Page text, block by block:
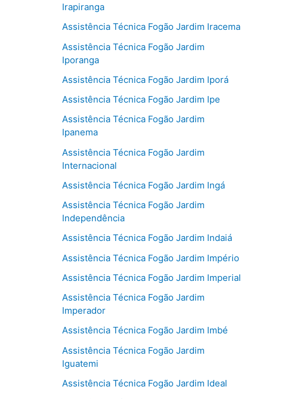
Irapiranga
Assistência Técnica Fogão Jardim Iracema
Assistência Técnica Fogão Jardim
Iporanga
Assistência Técnica Fogão Jardim Iporá
Assistência Técnica Fogão Jardim Ipe
Assistência Técnica Fogão Jardim
Ipanema
Assistência Técnica Fogão Jardim
Internacional
Assistência Técnica Fogão Jardim Ingá
Assistência Técnica Fogão Jardim
Independência
Assistência Técnica Fogão Jardim Indaiá
Assistência Técnica Fogão Jardim Império
Assistência Técnica Fogão Jardim Imperial
Assistência Técnica Fogão Jardim
Imperador
Assistência Técnica Fogão Jardim Imbé
Assistência Técnica Fogão Jardim
Iguatemi
Assistência Técnica Fogão Jardim Ideal